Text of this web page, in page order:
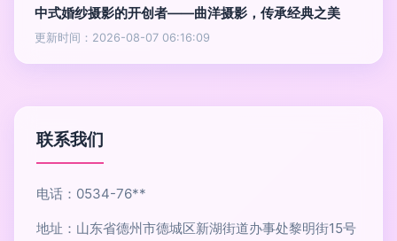
中式婚纱摄影的开创者——曲洋摄影，传承经典之美
更新时间：2026-08-07 06:16:09
联系我们
电话：0534-76**
地址：山东省德州市德城区新湖街道办事处黎明街15号